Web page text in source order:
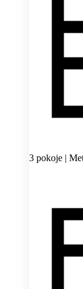
3 pokoje |